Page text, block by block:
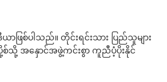
ြစ်ပါသည်။ တိုင်းရင်းသား ပြည်သူများ
စ်သို့ အနှောင်အဖွဲ့ကင်းစွာ ကူညီပံ့ပိုးနိုင်